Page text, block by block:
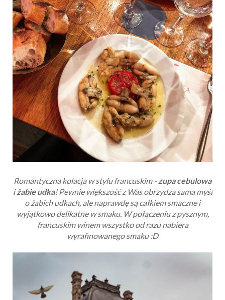
Romantyczna kolacja w stylu francuskim - zupa cebulowa
iżabie udka! Pewnie większość z Was obrzydza sama myśl
o żabich udkach, ale naprawdę są całkiem smaczne i
wyjątkowo delikatne w smaku. W połączeniu z pysznym,
francuskim winem wszystko od razu nabiera
wyrafinowanego smaku :D